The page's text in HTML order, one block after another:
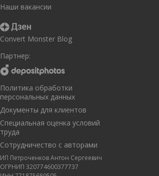
Наши вакансии
Convert Monster Blog
Партнер:
Политика обработки
персональных данных
Документы для клиентов
Специальная оценка условий
труда
Сотрудничество с авторами
ИП Петроченков Антон Сергеевич
ОГРНИП 320774600377737